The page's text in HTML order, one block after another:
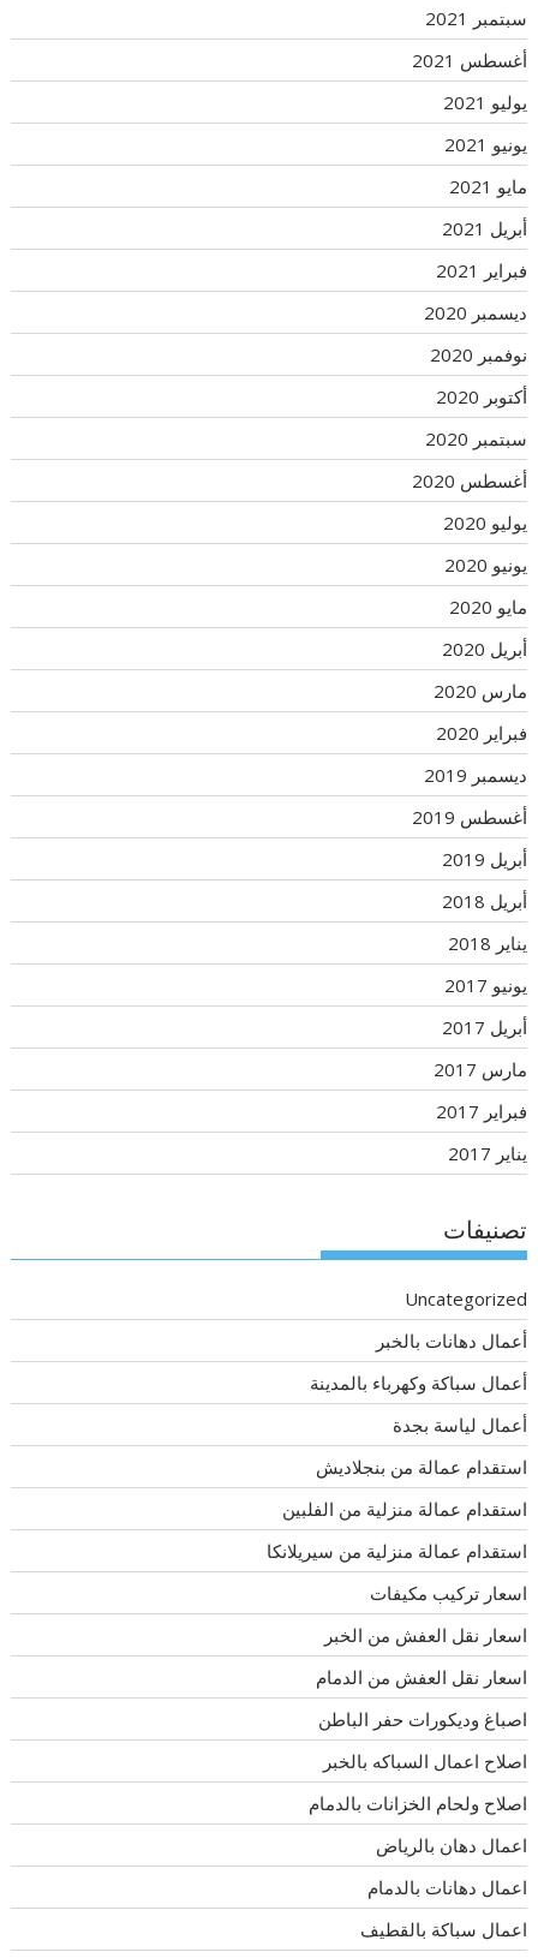
سبتمبر 2021
أغسطس 2021
يوليو 2021
يونيو 2021
مايو 2021
أبريل 2021
فبراير 2021
ديسمبر 2020
نوفمبر 2020
أكتوبر 2020
سبتمبر 2020
أغسطس 2020
يوليو 2020
يونيو 2020
مايو 2020
أبريل 2020
مارس 2020
فبراير 2020
ديسمبر 2019
أغسطس 2019
أبريل 2019
أبريل 2018
يناير 2018
يونيو 2017
أبريل 2017
مارس 2017
فبراير 2017
يناير 2017
تصنيفات
Uncategorized
أعمال دهانات بالخبر
أعمال سباكة وكهرباء بالمدينة
أعمال لياسة بجدة
استقدام عمالة من بنجلاديش
استقدام عمالة منزلية من الفلبين
استقدام عمالة منزلية من سيريلانكا
اسعار تركيب مكيفات
اسعار نقل العفش من الخبر
اسعار نقل العفش من الدمام
اصباغ وديكورات حفر الباطن
اصلاح اعمال السباكه بالخبر
اصلاح ولحام الخزانات بالدمام
اعمال دهان بالرياض
اعمال دهانات بالدمام
اعمال سباكة بالقطيف